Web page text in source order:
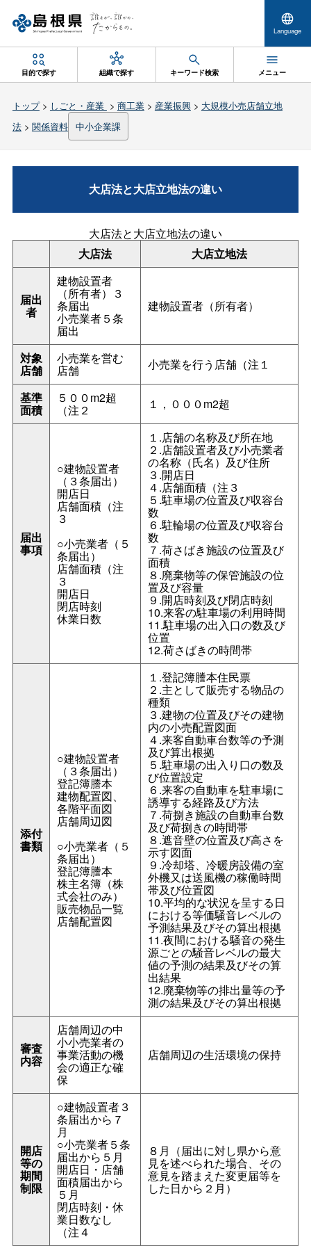
Language
目的で探す 組織で探す キーワード検索 メニュー
トップ> しごと・産業 > 商工業> 産業振興> 大規模小売店舗立地
法> 関係資料 中小企業課
大店法と大店立地法の違い
大店法と大店立地法の違い
大店法
大店立地法
届出
者
建物設置者
（所有者）３
条届出
小売業者５条
届出
建物設置者（所有者）
対象
店舗
小売業を営む
店舗 小売業を行う店舗（注１
基準
面積
５００m2超
（注２ １，０００m2超
届出
事項
○建物設置者
（３条届出）
開店日
店舗面積（注
３
○小売業者（５
条届出）
店舗面積（注
３
開店日
閉店時刻
休業日数
１.店舗の名称及び所在地
２.店舗設置者及び小売業者
の名称（氏名）及び住所
３.開店日
４.店舗面積（注３
５.駐車場の位置及び収容台
数
６.駐輪場の位置及び収容台
数
７.荷さばき施設の位置及び
面積
８.廃棄物等の保管施設の位
置及び容量
９.開店時刻及び閉店時刻
10.来客の駐車場の利用時間
11.駐車場の出入口の数及び
位置
12.荷さばきの時間帯
添付
書類
○建物設置者
（３条届出）
登記簿謄本
建物配置図、
各階平面図
店舗周辺図
○小売業者（５
条届出）
登記簿謄本
株主名簿（株
式会社のみ）
販売物品一覧
店舗配置図
１.登記簿謄本住民票
２.主として販売する物品の
種類
３.建物の位置及びその建物
内の小売配置図面
４.来客自動車台数等の予測
及び算出根拠
５.駐車場の出入り口の数及
び位置設定
６.来客の自動車を駐車場に
誘導する経路及び方法
７.荷捌き施設の自動車台数
及び荷捌きの時間帯
８.遮音壁の位置及び高さを
示す図面
９.冷却塔、冷暖房設備の室
外機又は送風機の稼働時間
帯及び位置図
10.平均的な状況を呈する日
における等価騒音レベルの
予測結果及びその算出根拠
11.夜間における騒音の発生
源ごとの騒音レベルの最大
値の予測の結果及びその算
出結果
12.廃棄物等の排出量等の予
測の結果及びその算出根拠
審査
内容
店舗周辺の中
小小売業者の
事業活動の機
会の適正な確
保
店舗周辺の生活環境の保持
開店
等の
期間
制限
○建物設置者３
条届出から７
月
○小売業者５条
届出から５月
開店日・店舗
面積届出から
５月
閉店時刻・休
業日数なし
（注４
８月（届出に対し県から意
見を述べられた場合、その
意見を踏まえた変更届等を
した日から２月）